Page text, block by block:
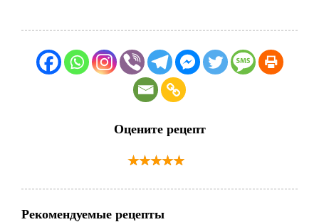
Оцените рецепт
Рекомендуемые рецепты